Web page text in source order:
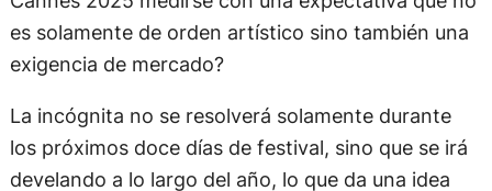
exigencia de mercado?
La incógnita no se resolverá solamente durante
los próximos doce días de festival, sino que se irá
develando a lo largo del año, lo que da una idea
del alcance que tiene el cine que lanza Cannes,